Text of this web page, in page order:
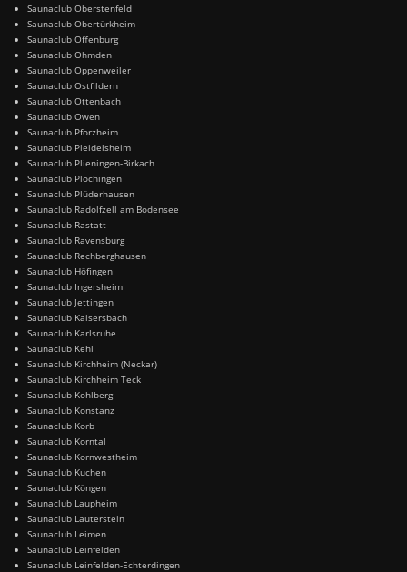
Saunaclub Oberstenfeld
Saunaclub Obertürkheim
Saunaclub Offenburg
Saunaclub Ohmden
Saunaclub Oppenweiler
Saunaclub Ostfildern
Saunaclub Ottenbach
Saunaclub Owen
Saunaclub Pforzheim
Saunaclub Pleidelsheim
Saunaclub Plieningen-Birkach
Saunaclub Plochingen
Saunaclub Plüderhausen
Saunaclub Radolfzell am Bodensee
Saunaclub Rastatt
Saunaclub Ravensburg
Saunaclub Rechberghausen
Saunaclub Höfingen
Saunaclub Ingersheim
Saunaclub Jettingen
Saunaclub Kaisersbach
Saunaclub Karlsruhe
Saunaclub Kehl
Saunaclub Kirchheim (Neckar)
Saunaclub Kirchheim Teck
Saunaclub Kohlberg
Saunaclub Konstanz
Saunaclub Korb
Saunaclub Korntal
Saunaclub Kornwestheim
Saunaclub Kuchen
Saunaclub Köngen
Saunaclub Laupheim
Saunaclub Lauterstein
Saunaclub Leimen
Saunaclub Leinfelden
Saunaclub Leinfelden-Echterdingen